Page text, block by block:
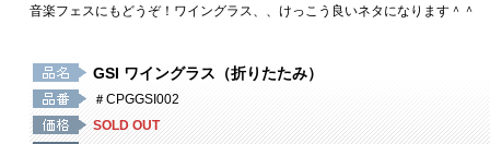
音楽フェスにもどうぞ！ワイングラス、、けっこう良いネタになります＾＾
GSI ワイングラス（折りたたみ）
＃CPGGSI002
SOLD OUT